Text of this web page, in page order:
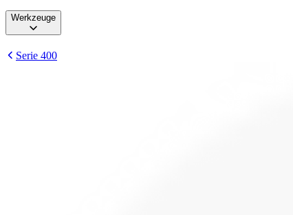
Werkzeuge
Serie 400